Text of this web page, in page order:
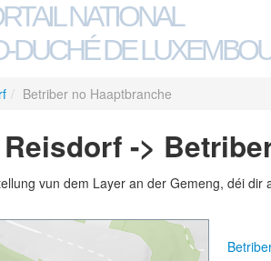
NATIONAL
DUCHÉ DE
/ Betriber no Haaptbranche
->
vun dem Layer an der Gemeng, déi